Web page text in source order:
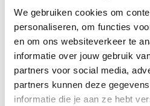
We gebruiken cookies om
personaliseren, om functies
en om ons websiteverkeer te
informatie over jouw gebruik
partners voor social media,
partners kunnen deze
informatie die je aan ze hebt